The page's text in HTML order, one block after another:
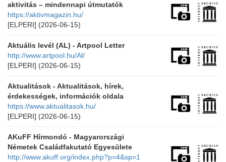
aktivitás – mindennapi útmutatók
https://aktivmagazin.hu/
[ELPERI] (2026-06-15)
Aktuális levél (AL) - Artpool Letter
http://www.artpool.hu/Al/
[ELPERI] (2026-06-15)
Aktualitások - Aktualitások, hírek,
érdekességek, információk oldala
https://www.aktualitasok.hu/
[ELPERI] (2026-06-15)
AKuFF Hírmondó - Magyarországi
Németek Családfakutató Egyesülete
http://www.akuff.org/index.php?p=4&sp=1